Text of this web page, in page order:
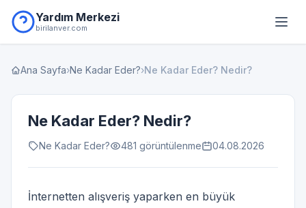
Yardım Merkezi
birilanver.com
Ana Sayfa›Ne Kadar Eder?›Ne Kadar Eder? Nedir?
Ne Kadar Eder? Nedir?
Ne Kadar Eder? 481 görüntülenme 04.08.2026
İnternetten alışveriş yaparken en büyük